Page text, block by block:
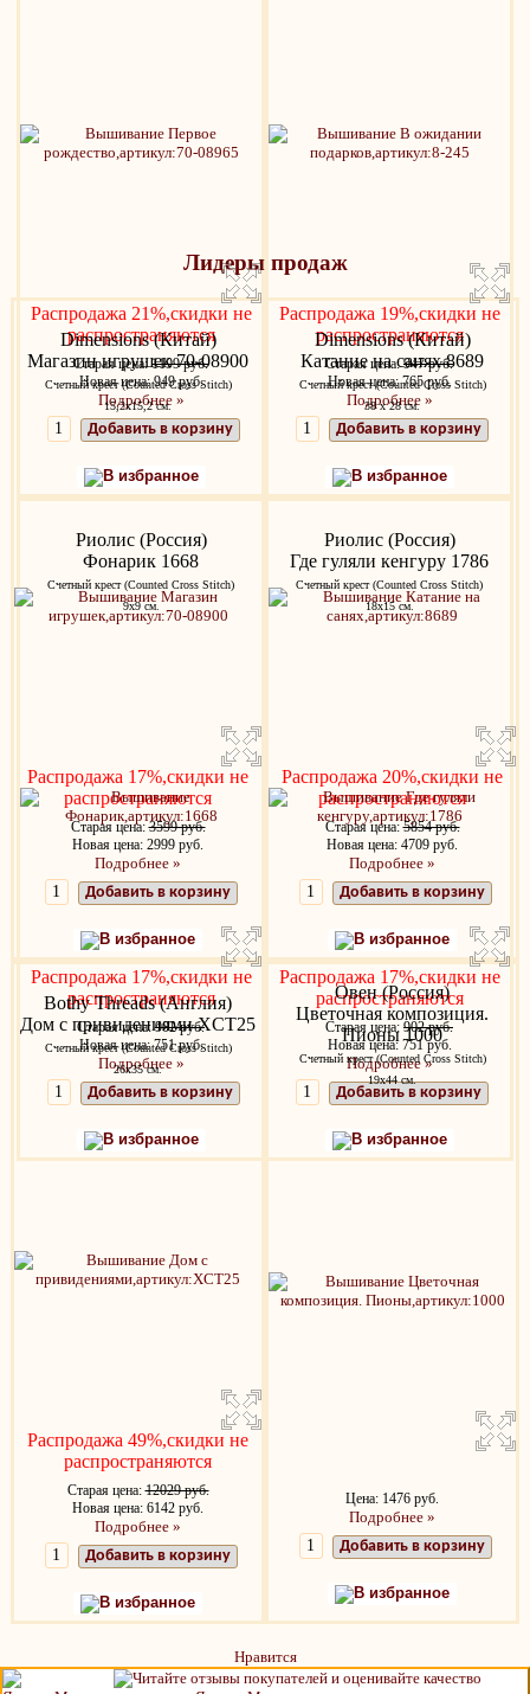
Распродажа 21%,скидки не
распространяются
Старая цена:1199 руб.
Новая цена: 949 руб.
Подробнее »
Добавить в корзину
В избранное
Распродажа 19%,скидки не
распространяются
Старая цена:947 руб.
Новая цена: 765 руб.
Подробнее »
Добавить в корзину
В избранное
Риолис (Россия)
Фонарик 1668
Счетный крест (Counted Cross Stitch)
9х9 см.
Распродажа 17%,скидки не
распространяются
Старая цена:902 руб.
Новая цена: 751 руб.
Подробнее »
Добавить в корзину
В избранное
Риолис (Россия)
Где гуляли кенгуру 1786
Счетный крест (Counted Cross Stitch)
18х15 см.
Распродажа 17%,скидки не
распространяются
Старая цена: 902 руб.
Новая цена: 751 руб.
Подробнее »
Добавить в корзину
В избранное
Лидеры продаж
Dimensions (Китай)
Магазин игрушек 70-08900
Счетный крест (Counted Cross Stitch)
15,2x15,2 см.
Распродажа 17%,скидки не
распространяются
Старая цена:3599 руб.
Новая цена: 2999 руб.
Подробнее »
Добавить в корзину
В избранное
Dimensions (Китай)
Катание на санях 8689
Счетный крест (Counted Cross Stitch)
38 х 28 см.
Распродажа 20%,скидки не
распространяются
Старая цена:5854 руб.
Новая цена: 4709 руб.
Подробнее »
Добавить в корзину
В избранное
Bothy Threads (Англия)
Дом с привидениями XCT25
Счетный крест (Counted Cross Stitch)
26х35 см.
Распродажа 49%,скидки не
распространяются
Старая цена:12029 руб.
Новая цена: 6142 руб.
Подробнее »
Добавить в корзину
В избранное
Овен (Россия)
Цветочная композиция.
Пионы 1000
Счетный крест (Counted Cross Stitch)
19х44 см.
Цена: 1476 руб.
Подробнее »
Добавить в корзину
В избранное
Нравится